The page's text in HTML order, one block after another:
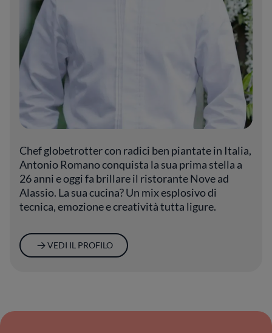
Chef globetrotter con radici ben piantate in Italia,
Antonio Romano conquista la sua prima stella a
26 anni e oggi fa brillare il ristorante Nove ad
Alassio. La sua cucina? Un mix esplosivo di
tecnica, emozione e creatività tutta ligure.
VEDI IL PROFILO